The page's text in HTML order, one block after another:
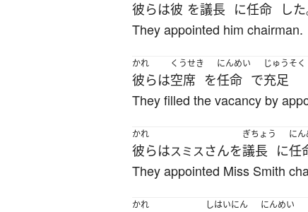
彼らは彼 を議長 に任命 した
They appointed him chairman.
かれ
彼らは
くうせき
空席 を
にんめい
任命 で
じゅうそく
充足
They filled the vacancy by
かれ
彼らはスミスさんを
ぎちょう
議長 に
にん
任
They appointed Miss Smith
かれ
しはいにん にんめい